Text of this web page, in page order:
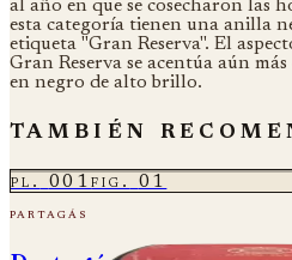
al año en que se cosecharon las
esta categoría tienen una anilla
etiqueta "Gran Reserva". El
Gran Reserva se acentúa aún
en negro de alto brillo.
también
pl. 001fig. 01
partagás